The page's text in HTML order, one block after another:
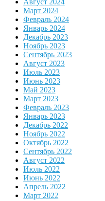
Август 2024
Март 2024
Февраль 2024
Январь 2024
Декабрь 2023
Ноябрь 2023
Сентябрь 2023
Август 2023
Июль 2023
Июнь 2023
Май 2023
Март 2023
Февраль 2023
Январь 2023
Декабрь 2022
Ноябрь 2022
Октябрь 2022
Сентябрь 2022
Август 2022
Июль 2022
Июнь 2022
Апрель 2022
Март 2022